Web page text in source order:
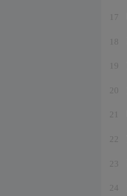
17
18
19
20
21
22
23
24